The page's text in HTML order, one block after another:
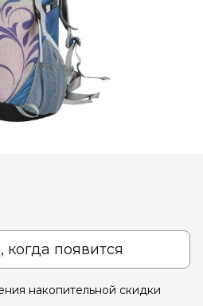
появится
накопительной скидки